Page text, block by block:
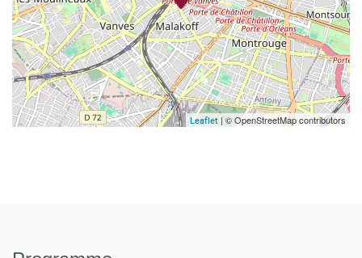
Leaflet | © OpenStreetMap contributors